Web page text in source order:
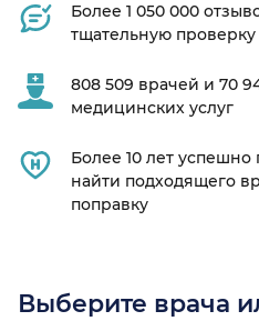
Более 1 050 000
тщательную проверку
808 509 врачей и 70
медицинских услуг
Более 10 лет
найти подходящего
поправку
Выберите врача